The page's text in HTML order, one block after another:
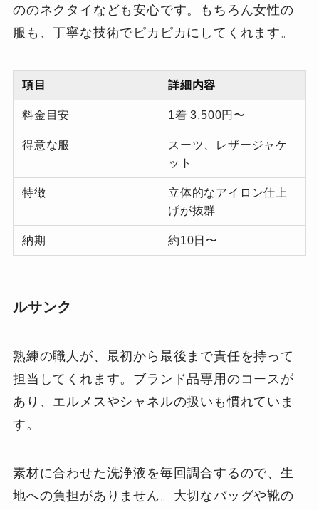
ののネクタイなども安心です。もちろん女性の
服も、丁寧な技術でピカピカにしてくれます。
項目 詳細内容
料金目安 1着 3,500円〜
得意な服
スーツ、レザージャケ
ット
特徴
立体的なアイロン仕上
げが抜群
納期 約10日〜
ルサンク
熟練の職人が、最初から最後まで責任を持って
担当してくれます。ブランド品専用のコースが
あり、エルメスやシャネルの扱いも慣れていま
す。
素材に合わせた洗浄液を毎回調合するので、生
地への負担がありません。大切なバッグや靴の